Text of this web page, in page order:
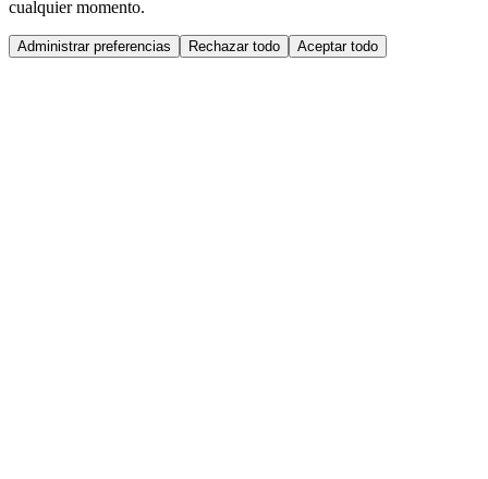
cualquier momento.
Administrar preferencias Rechazar todo Aceptar todo